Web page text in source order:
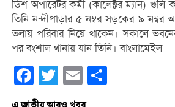
ডিশ অপারেটর কর্মী (কালেক্টর ম্যান)
তিনি নন্দীপাড়ার ৫ নম্বর সড়কের ৯ নম্বর
তলায় পরিবার নিয়ে থাকেন। সকালে
পর বংশাল থানায় যান তিনি। বাংলামেইল
Facebook
Twitter Email